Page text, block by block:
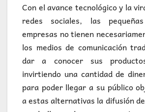
Con el avance tecnológico y la
redes sociales, las
empresas no tienen
los medios de comunicación
dar a conocer sus
invirtiendo una cantidad de
para poder llegar a su público
a estas alternativas la difusión